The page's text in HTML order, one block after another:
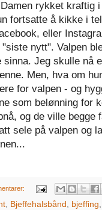
rykket kraftig
fortsatte å kikke i
eller
nytt". Valpen
sinna. Jeg skulle nå
Men, hva om
for valpen - og
som belønning for
og de ville begge
sele på valpen og
, Bjeffehalsbånd , bjeffing